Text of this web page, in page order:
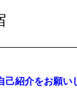
己紹介をお願い